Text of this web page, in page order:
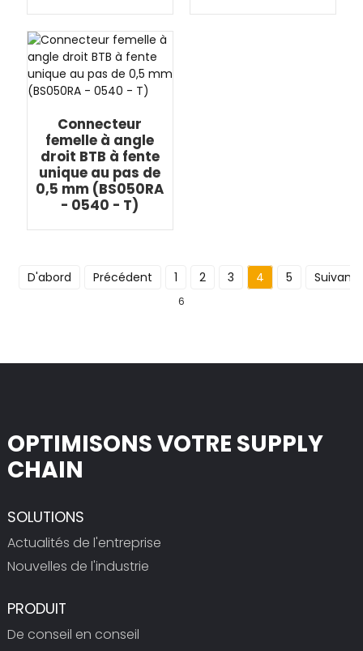
Connecteur
femelle à angle
droit BTB à fente
unique au pas de
0,5 mm (BS050RA
- 0540 - T)
D'abord Précédent 1 2 3 4 5 Suivant
6
OPTIMISONS VOTRE SUPPLY
CHAIN
SOLUTIONS
Actualités de l'entreprise
Nouvelles de l'industrie
PRODUIT
De conseil en conseil